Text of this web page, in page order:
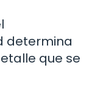
determina
que se